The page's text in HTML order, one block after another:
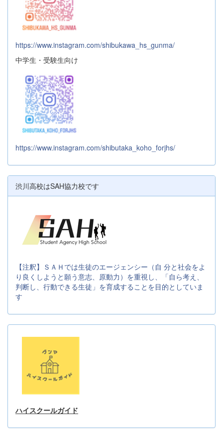
https://www.instagram.com/shibukawa_hs_gunma/
中学生・受験生向け
https://www.instagram.com/shibutaka_koho_forjhs/
渋川高校はSAH協力校です
【注釈】ＳＡＨでは生徒のエージェンシー（自 分と社会をよ
り良くしようと願う意志、原動力）を重視し、「自ら考え、
判断し、行動できる生徒」を育成することを目的としていま
す
ハイスクールガイド